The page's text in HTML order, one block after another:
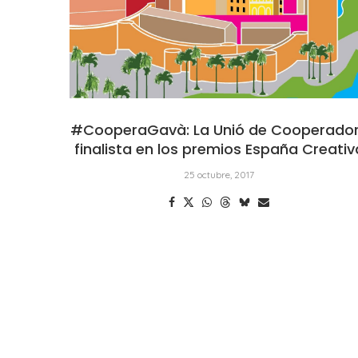
#CooperaGavà: La Unió de
finalista en los premios España
25 octubre, 2017